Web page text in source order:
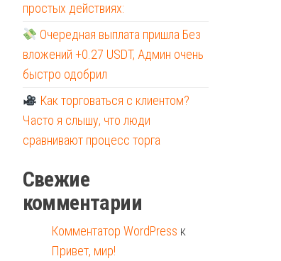
простых действиях:
Очередная выплата пришла Без
вложений +0.27 USDT, Админ очень
быстро одобрил
Как торговаться с клиентом?
Часто я слышу, что люди
сравнивают процесс торга
Свежие
комментарии
Комментатор WordPress к
Привет, мир!